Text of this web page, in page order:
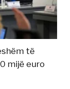
të
mijë euro